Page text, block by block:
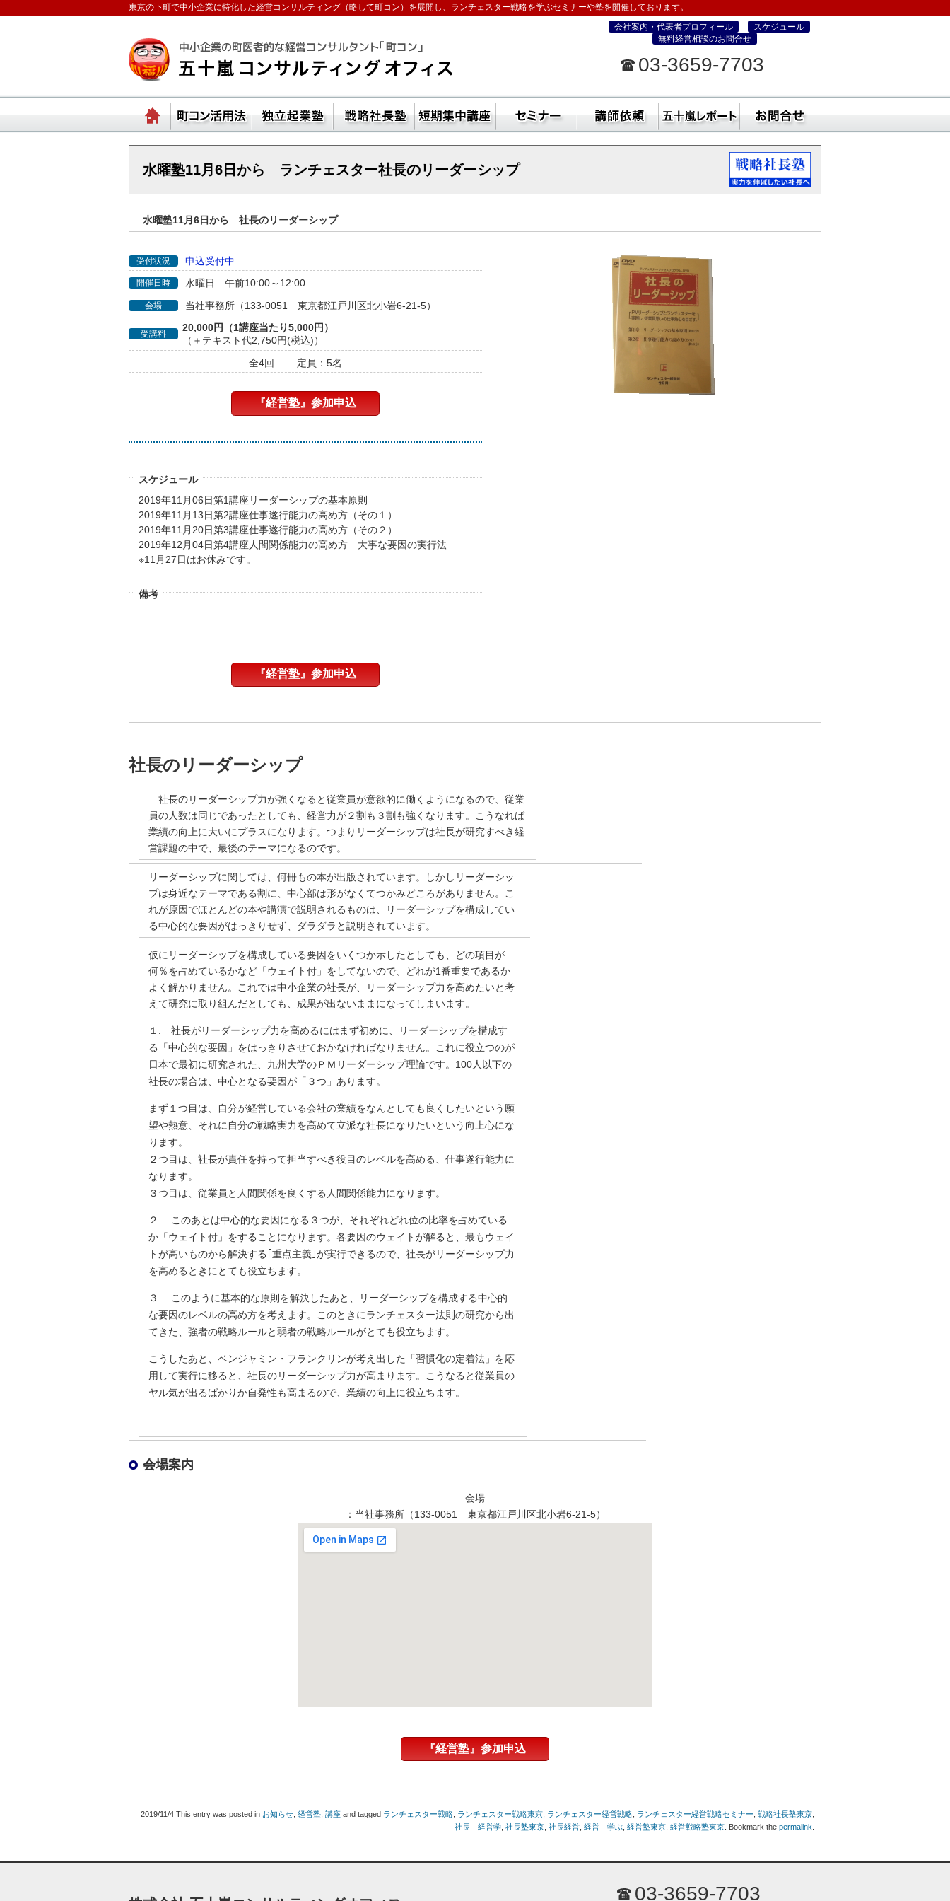
東京の下町で中小企業に特化した経営コンサルティング（略して町コン）を展開し、ランチェスター戦略を学ぶセミナーや塾を開催しております。
ランチェスターの法則を学ぶなら五十嵐コンサルティングオフィス
会社案内・代表者プロフィール
スケジュール
無料経営相談のお問合せ
03-3659-7703
ホーム 町コン活用方法 独立起業塾 戦略社長塾東京・（ランチェスター経営・町コン経営塾）
短期集中講座 セミナー 社員研修・講師依頼五十嵐レポート
水曜塾11月6日から ランチェスター社長のリーダーシップ
水曜塾11月6日から 社長のリーダーシップ
受付状況 申込受付中
開催日時 水曜日 午前10:00～12:00
会場 当社事務所（133-0051 東京都江戸川区北小岩6-21-5）
受講料
20,000円（1講座当たり5,000円）
（＋テキスト代2,750円(税込)）
全4回
定員：5名
『経営塾』参加申込
スケジュール
2019年11月06日第1講座リーダーシップの基本原則
2019年11月13日第2講座仕事遂行能力の高め方（その１）
2019年11月20日第3講座仕事遂行能力の高め方（その２）
2019年12月04日第4講座人間関係能力の高め方 大事な要因の実行法
※11月27日はお休みです。
備考
『経営塾』参加申込
社長のリーダーシップ
社長のリーダーシップ力が強くなると従業員が意欲的に働くようになるので、従業
員の人数は同じであったとしても、経営力が２割も３割も強くなります。こうなれば
業績の向上に大いにプラスになります。つまりリーダーシップは社長が研究すべき経
営課題の中で、最後のテーマになるのです。
リーダーシップに関しては、何冊もの本が出版されています。しかしリーダーシッ
プは身近なテーマである割に、中心部は形がなくてつかみどころがありません。こ
れが原因でほとんどの本や講演で説明されるものは、リーダーシップを構成してい
る中心的な要因がはっきりせず、ダラダラと説明されています。
仮にリーダーシップを構成している要因をいくつか示したとしても、どの項目が
何％を占めているかなど「ウェイト付」をしてないので、どれが1番重要であるか
よく解かりません。これでは中小企業の社長が、リーダーシップ力を高めたいと考
えて研究に取り組んだとしても、成果が出ないままになってしまいます。
１. 社長がリーダーシップ力を高めるにはまず初めに、リーダーシップを構成す
る「中心的な要因」をはっきりさせておかなければなりません。これに役立つのが
日本で最初に研究された、九州大学のＰＭリーダーシップ理論です。100人以下の
社長の場合は、中心となる要因が「３つ」あります。
まず１つ目は、自分が経営している会社の業績をなんとしても良くしたいという願
望や熱意、それに自分の戦略実力を高めて立派な社長になりたいという向上心にな
ります。
２つ目は、社長が責任を持って担当すべき役目のレベルを高める、仕事遂行能力に
なります。
３つ目は、従業員と人間関係を良くする人間関係能力になります。
２. このあとは中心的な要因になる３つが、それぞれどれ位の比率を占めている
か「ウェイト付」をすることになります。各要因のウェイトが解ると、最もウェイ
トが高いものから解決する｢重点主義｣が実行できるので、社長がリーダーシップ力
を高めるときにとても役立ちます。
３. このように基本的な原則を解決したあと、リーダーシップを構成する中心的
な要因のレベルの高め方を考えます。このときにランチェスター法則の研究から出
てきた、強者の戦略ルールと弱者の戦略ルールがとても役立ちます。
こうしたあと、ベンジャミン・フランクリンが考え出した「習慣化の定着法」を応
用して実行に移ると、社長のリーダーシップ力が高まります。こうなると従業員の
ヤル気が出るばかりか自発性も高まるので、業績の向上に役立ちます。
会場案内
会場
：当社事務所（133-0051 東京都江戸川区北小岩6-21-5）
『経営塾』参加申込
2019/11/4 This entry was posted in お知らせ 経営塾 講座 and tagged ランチェスター戦略 ランチェスター戦略東京 ランチェスター経営戦略 ランチェスター経営戦略セミナー 戦略社長塾東京
社長 経営学 社長塾東京 社長経営 経営 学ぶ 経営塾東京 経営戦略塾東京 . Bookmark the permalink
03-3659-7703